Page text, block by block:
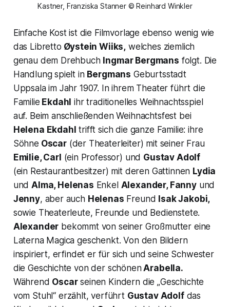
Kastner, Franziska Stanner © Reinhard Winkler
Einfache Kost ist die Filmvorlage ebenso wenig wie
das Libretto Øystein Wiiks, welches ziemlich
genau dem Drehbuch Ingmar Bergmans folgt. Die
Handlung spielt in Bergmans Geburtsstadt
Uppsala im Jahr 1907. In ihrem Theater führt die
Familie Ekdahl ihr traditionelles Weihnachtsspiel
auf. Beim anschließenden Weihnachtsfest bei
Helena Ekdahl trifft sich die ganze Familie: ihre
Söhne Oscar(der Theaterleiter) mit seiner Frau
Emilie, Carl (ein Professor) und Gustav Adolf
(ein Restaurantbesitzer) mit deren Gattinnen Lydia
undAlma, Helenas Enkel Alexander, Fannyund
Jenny, aber auch Helenas Freund
Isak Jakobi,
sowie Theaterleute, Freunde und Bedienstete.
Alexander bekommt von seiner Großmutter eine
Laterna Magica geschenkt. Von den Bildern
inspiriert, erfindet er für sich und seine Schwester
die Geschichte von der schönenArabella.
Während Oscar seinen Kindern die „Geschichte
vom Stuhl“ erzählt, verführt Gustav Adolfdas